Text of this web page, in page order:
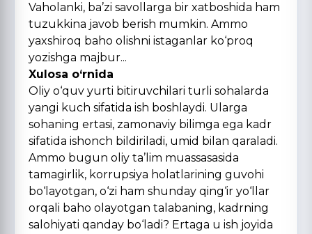
Vaholanki, ba’zi savollarga bir xatboshida ham
tuzukkina javob berish mumkin. Ammo
yaxshiroq baho olishni istaganlar ko‘proq
yozishga majbur...
Xulosa o‘rnida
Oliy o‘quv yurti bitiruvchilari turli sohalarda
yangi kuch sifatida ish boshlaydi. Ularga
sohaning ertasi, zamonaviy bilimga ega kadr
sifatida ishonch bildiriladi, umid bilan qaraladi.
Ammo bugun oliy ta’lim muassasasida
tamagirlik, korrupsiya holatlarining guvohi
bo‘layotgan, o‘zi ham shunday qing‘ir yo‘llar
orqali baho olayotgan talabaning, kadrning
salohiyati qanday bo‘ladi? Ertaga u ish joyida